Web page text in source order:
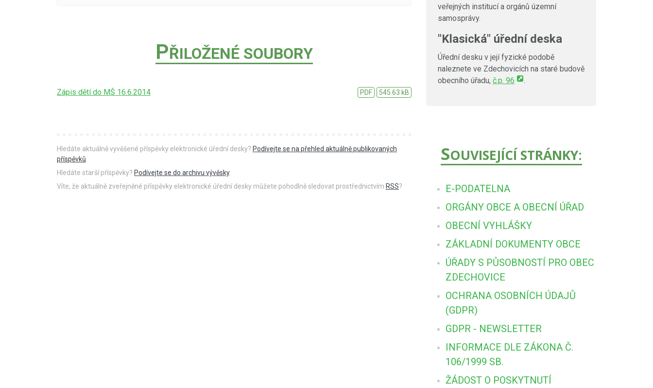
PŘILOŽENÉ SOUBORY
Zápis dětí do MŠ 16.6.2014 PDF 545.63 kB
Hledáte aktuálně vyvěšené příspěvky elektronické úřední desky? Podívejte se na přehled aktuálně publikovaných
příspěvků
Hledáte starší příspěvky? Podívejte se do archivu vývěsky.
Víte, že aktuálně zveřejněné příspěvky elektronické úřední desky můžete pohodlně sledovat prostřednictvím RSS?
veřejných institucí a orgánů územní
samosprávy.
"Klasická" úřední deska
Úřední desku v její fyzické podobě
naleznete ve Zdechovicích na staré budově
obecního úřadu, č.p. 96 .
SOUVISEJÍCÍ STRÁNKY:
E-PODATELNA
ORGÁNY OBCE A OBECNÍ ÚŘAD
OBECNÍ VYHLÁŠKY
ZÁKLADNÍ DOKUMENTY OBCE
ÚŘADY S PŮSOBNOSTÍ PRO OBEC
ZDECHOVICE
OCHRANA OSOBNÍCH ÚDAJŮ
(GDPR)
GDPR - NEWSLETTER
INFORMACE DLE ZÁKONA Č.
106/1999 SB.
ŽÁDOST O POSKYTNUTÍ